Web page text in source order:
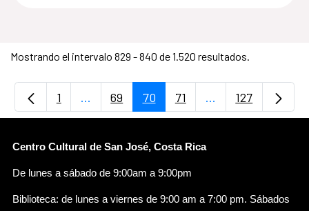
Mostrando el intervalo 829 - 840 de 1.520 resultados.
Página
1 ...Páginas intermedias Use TAB para
Página
69 Página
70 Página
71 ...PáginasPágina
127
Centro Cultural de San José, Costa Rica
De lunes a sábado de 9:00am a 9:00pm
Biblioteca: de lunes a viernes de 9:00 am a 7:00 pm. Sábados